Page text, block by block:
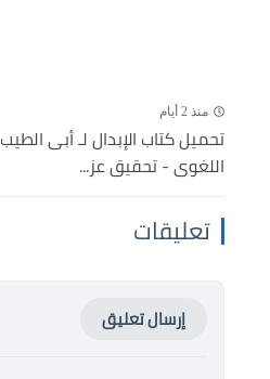
منذ 2 أيام
تحميل كتاب الإبدال لـ أبى الطيب
اللغوى - تحقيق عز...
تعليقات
إرسال تعليق